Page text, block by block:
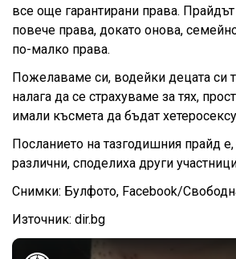
все още гарантирани права.
повече права, докато онова,
по-малко права.
Пожелаваме си, водейки децата си
налага да се страхуваме за тях,
имали късмета да бъдат
Посланието на тазгодишния прайд
различни, споделиха други
Снимки: Булфото, Facebook/
Източник: dir.bg